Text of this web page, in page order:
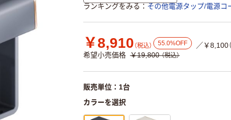
ランキングをみる その他電源タップ/電源コ
￥8,910 （税込） 55.0%OFF
／￥8,100
希望小売価格 ￥19,800 （税込）
販売単位：1台
カラーを選択